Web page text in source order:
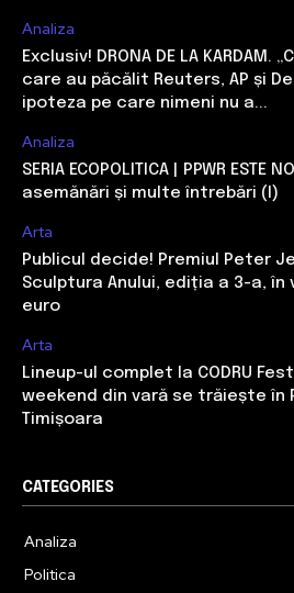
Analiza
Exclusiv! DRONA DE LA KARDAM.
care au păcălit Reuters, AP și
ipoteza pe care nimeni nu a...
Analiza
SERIA ECOPOLITICA | PPWR ESTE
asemănări și multe întrebări (I)
Arta
Publicul decide! Premiul Peter
Sculptura Anului, ediția a 3-a, în
euro
Arta
Lineup-ul complet la CODRU
weekend din vară se trăiește în
Timișoara
CATEGORIES
Analiza
Politica